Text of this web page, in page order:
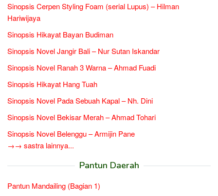
Sinopsis Cerpen Styling Foam (serial Lupus) – Hilman
Hariwijaya
Sinopsis Hikayat Bayan Budiman
Sinopsis Novel Jangir Bali – Nur Sutan Iskandar
Sinopsis Novel Ranah 3 Warna – Ahmad Fuadi
Sinopsis Hikayat Hang Tuah
Sinopsis Novel Pada Sebuah Kapal – Nh. Dini
Sinopsis Novel Bekisar Merah – Ahmad Tohari
Sinopsis Novel Belenggu – Armijin Pane
→→ sastra lainnya...
Pantun Daerah
Pantun Mandailing (Bagian 1)